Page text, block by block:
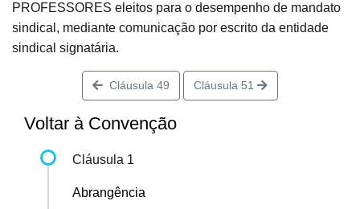
PROFESSORES eleitos para o desempenho de mandato
sindical, mediante comunicação por escrito da entidade
sindical signatária.
Cláusula 49 Cláusula 51
Voltar à Convenção
Cláusula 1
Abrangência